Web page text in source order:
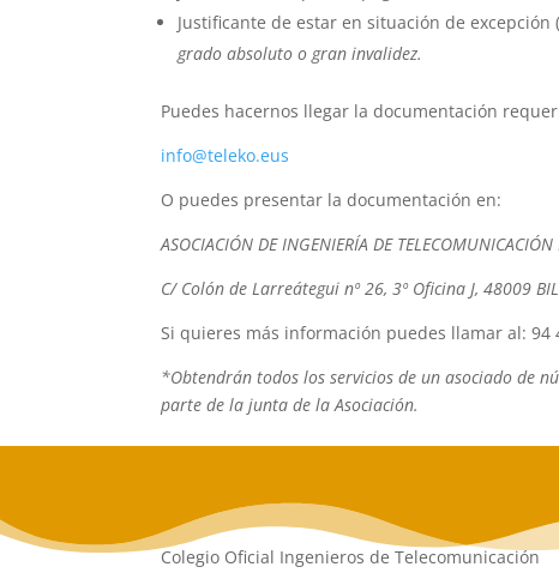
Justificante de estar en situación de
grado absoluto o gran invalidez.
Puedes hacernos llegar la documentación
info@teleko.eus
O puedes presentar la documentación en:
ASOCIACIÓN DE INGENIERÍA DE TELECOMUNICACIÓN
C/ Colón de Larreátegui nº 26, 3º Oficina J, 48009
Si quieres más información puedes llamar al: 94
*Obtendrán todos los servicios de un asociado de
parte de la junta de la Asociación.
Colegio Oficial Ingenieros de Telecomunicación